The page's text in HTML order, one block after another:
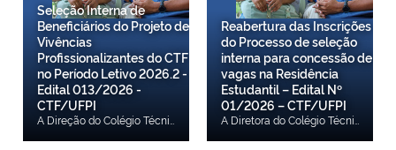
Seleção Interna de
Beneficiários do Projeto de
Vivências
Profissionalizantes do CTF
no Período Letivo 2026.2 -
Edital 013/2026 -
CTF/UFPI
Reabertura das Inscrições
do Processo de seleção
interna para concessão de
vagas na Residência
Estudantil – Edital Nº
01/2026 – CTF/UFPI